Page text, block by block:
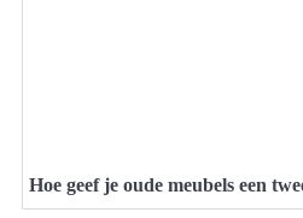
Hoe geef je oude meubels een